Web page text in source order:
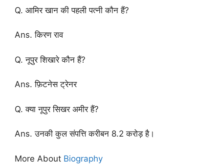
Q. आमिर खान की पहली पत्नी कौन हैं?
Ans. किरण राव
Q. नूपुर शिखारे कौन हैं?
Ans. फ़िटनेस ट्रेनर
Q. क्या नूपुर सिखर अमीर हैं?
Ans. उनकी कुल संपत्ति करीबन 8.2 करोड़ है।
More About Biography